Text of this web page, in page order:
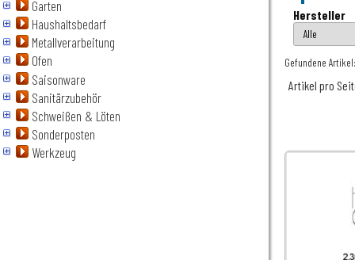
Garten
Haushaltsbedarf
Metallverarbeitung
Ofen
Saisonware
Sanitärzubehör
Schweißen & Löten
Sonderposten
Werkzeug
Hersteller
Gefundene
Artikel pro